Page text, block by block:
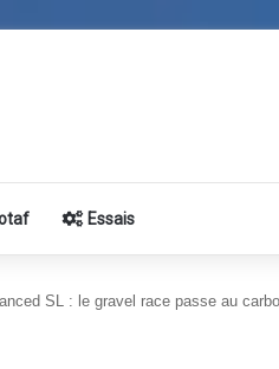
Essais
SL : le gravel race passe au